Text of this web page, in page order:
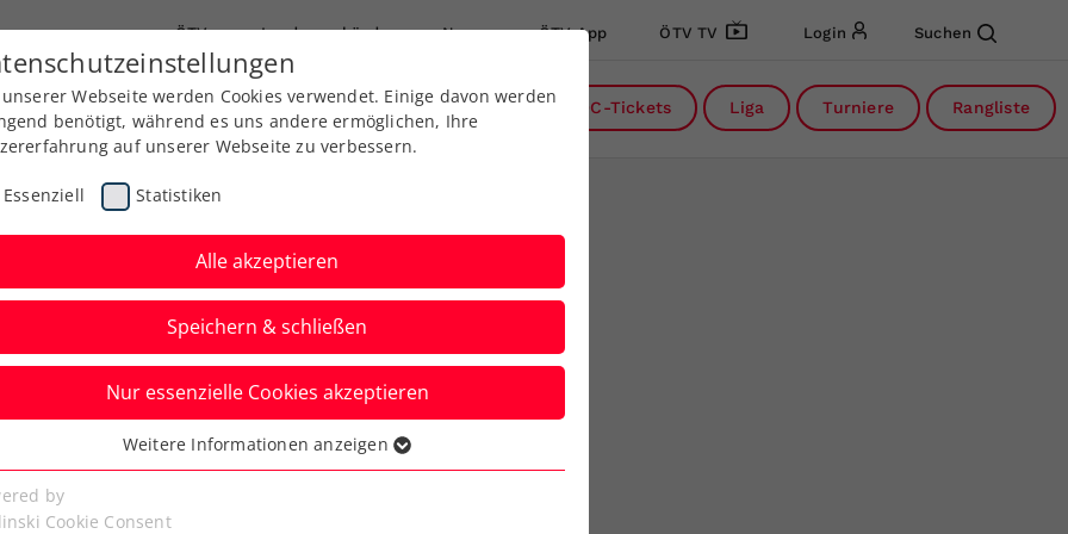
ÖTV Landesverbände News ÖTV App ÖTV TV Login Suchen
Ausbildung Services Über uns DC-Tickets Liga Turniere Rangliste
Villach
35 Bewerb
Webseite werden Cookies verwendet. Einige davon werden
benötigt, während es uns andere ermöglichen, Ihre
auf unserer Webseite zu verbessern.
Essenziell Statistiken
Alle akzeptieren
Speichern & schließen
Nur essenzielle Cookies akzeptieren
Cookies werden für grundlegende Funktionen der
benötigt. Dadurch ist gewährleistet, dass die Webseite
Weitere Informationen anzeigen
by
Cookie Consent